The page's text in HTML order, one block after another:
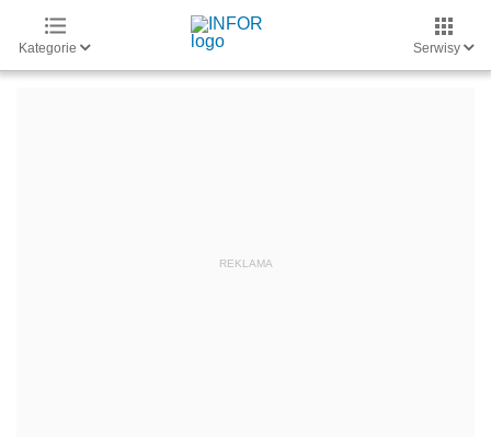
Kategorie Serwisy